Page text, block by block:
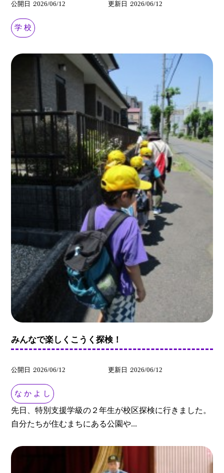
公開日 2026/06/12 更新日 2026/06/12
学 校
みんなで楽しくこうく探検！
公開日 2026/06/12 更新日 2026/06/12
な か よ し
先日、特別支援学級の２年生が校区探検に行きました。
自分たちが住むまちにある公園や...